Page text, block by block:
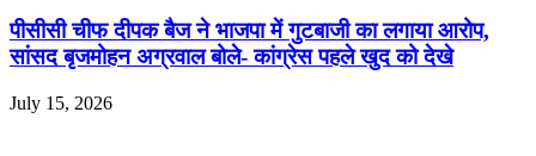
पीसीसी चीफ दीपक बैज ने भाजपा में गुटबाजी का लगाया आरोप,
सांसद बृजमोहन अग्रवाल बोले- कांग्रेस पहले खुद को देखे
July 15, 2026